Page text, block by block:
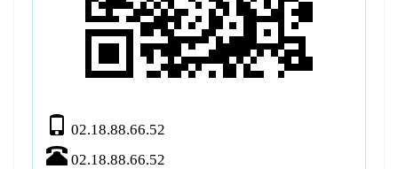
02.18.88.66.52
02.18.88.66.52